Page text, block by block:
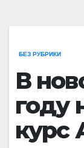
БЕЗ РУБРИКИ
В
году
курс